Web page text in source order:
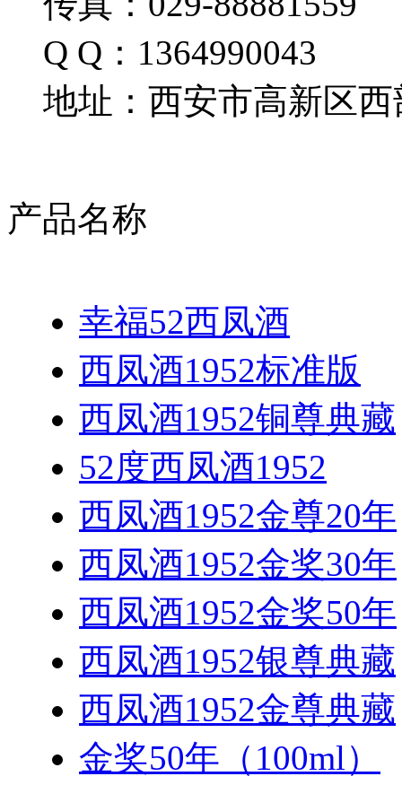
Q Q：1364990043
地址：西安市高新区西
产品名称
幸福52西凤酒
西凤酒1952标准版
西凤酒1952铜尊典藏
52度西凤酒1952
西凤酒1952金尊20年
西凤酒1952金奖30年
西凤酒1952金奖50年
西凤酒1952银尊典藏
西凤酒1952金尊典藏
金奖50年（100ml）